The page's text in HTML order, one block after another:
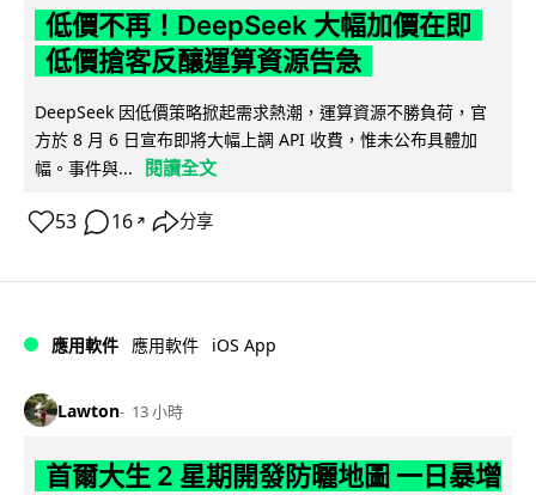
低價不再！DeepSeek 大幅加價在即
低價搶客反釀運算資源告急
DeepSeek 因低價策略掀起需求熱潮，運算資源不勝負荷，官
方於 8 月 6 日宣布即將大幅上調 API 收費，惟未公布具體加
幅。事件與...
閱讀全文
53 16 ↗ 分享
應用軟件 應用軟件 iOS App
Lawton 13 小時
首爾大生 2 星期開發防曬地圖 一日暴增